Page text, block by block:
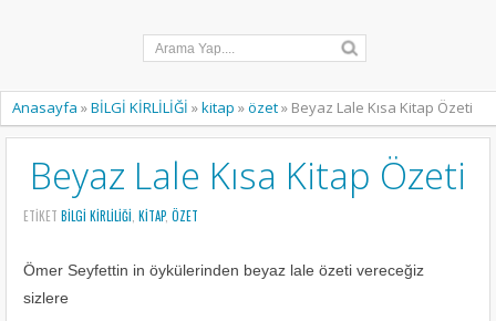
Anasayfa »BİLGİ KİRLİLİĞİ »kitap »özet» Beyaz Lale Kısa Kitap Özeti
Beyaz Lale Kısa Kitap Özeti
ETIKET BİLGİ KİRLİLİĞİ KITAP, ÖZET
Ömer Seyfettin in öykülerinden beyaz lale özeti vereceğiz
sizlere